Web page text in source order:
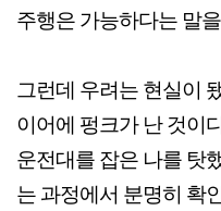
주행은 가능하다는 말
그런데 우려는 현실이
이어에 펑크가 난 것이
운전대를 잡은 나를 탓
는 과정에서 분명히 확